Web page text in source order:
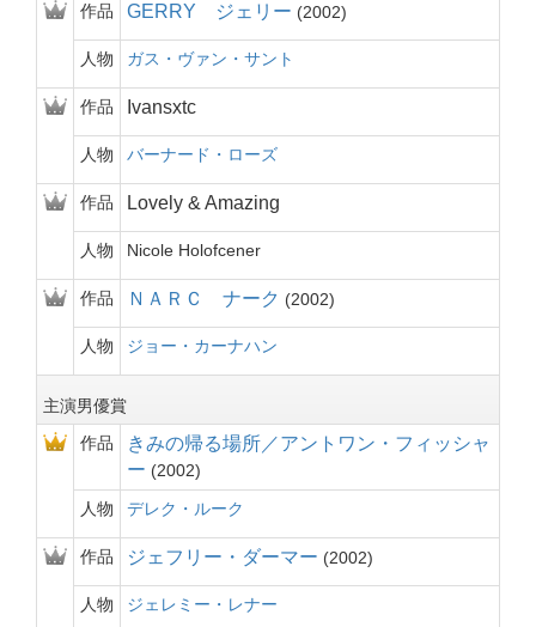
作品 GERRY ジェリー 2002
人物 ガス・ヴァン・サント
作品 Ivansxtc
人物 バーナード・ローズ
作品 Lovely & Amazing
人物 Nicole Holofcener
作品 ＮＡＲＣ ナーク 2002
人物 ジョー・カーナハン
主演男優賞
作品
きみの帰る場所／アントワン・フィッシャ
ー
2002
人物
デレク・ルーク
作品 ジェフリー・ダーマー 2002
人物 ジェレミー・レナー